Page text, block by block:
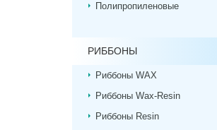
Полипропиленовые
РИББОНЫ
Риббоны WAX
Риббоны Wax-Resin
Риббоны Resin